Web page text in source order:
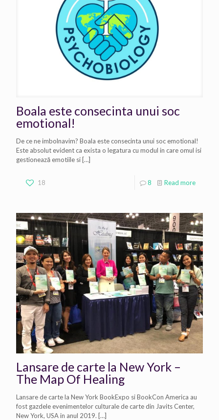
Boala este consecinta unui soc
emotional!
De ce ne imbolnavim? Boala este consecinta unui soc emotional!
Este absolut evident ca exista o legatura cu modul in care omul isi
gestionează emotiile si […]
18 8 Read more
Lansare de carte la New York –
The Map Of Healing
Lansare de carte la New York BookExpo si BookCon America au
fost gazdele evenimentelor culturale de carte din Javits Center,
New York, USA in anul 2019. […]